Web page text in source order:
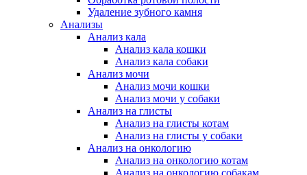
Удаление зубного камня
Анализы
Анализ кала
Анализ кала кошки
Анализ кала собаки
Анализ мочи
Анализ мочи кошки
Анализ мочи у собаки
Анализ на глисты
Анализ на глисты котам
Анализ на глисты у собаки
Анализ на онкологию
Анализ на онкологию котам
Анализ на онкологию собакам